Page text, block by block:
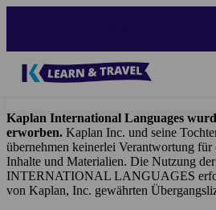
Kaplan International Languages
erworben. Kaplan Inc. und seine
übernehmen keinerlei Verantwortung für
Inhalte und Materialien. Die Nutzung
INTERNATIONAL LANGUAGES
von Kaplan, Inc. gewährten